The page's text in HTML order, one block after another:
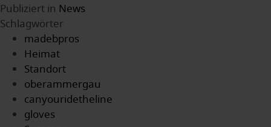
Publiziert in News
Schlagwörter
madebpros
Heimat
Standort
oberammergau
canyouridetheline
gloves